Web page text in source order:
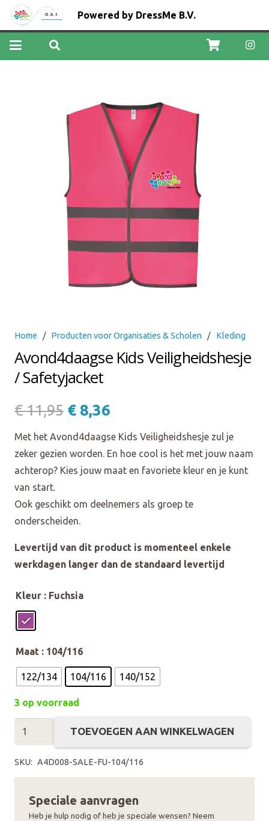
Powered by DressMe B.V.
Home / Producten voor Organisaties & Scholen / Kleding
Avond4daagse Kids Veiligheidshesje
/ Safetyjacket
€11,95 Oorspronkelijke
was:
€ 11,95.
€ 8,36
is:
€ 8,36.
Met het Avond4daagse Kids Veiligheidshesje zul je
zeker gezien worden. En hoe cool is het met jouw naam
achterop? Kies jouw maat en favoriete kleur en je kunt
van start.
Ook geschikt om deelnemers als groep te
onderscheiden.
Levertijd van dit product is momenteel enkele
werkdagen langer dan de standaard levertijd
Kleur : Fuchsia
Maat : 104/116
122/134 104/116 140/152
3 op voorraad
Avond4daagse
Kids
Veiligheidshesje
/
Safetyjacket
aantal
TOEVOEGEN AAN WINKELWAGEN
SKU: A4D008-SALE-FU-104/116
Speciale aanvragen
Heb je hulp nodig of heb je speciale wensen? Neem